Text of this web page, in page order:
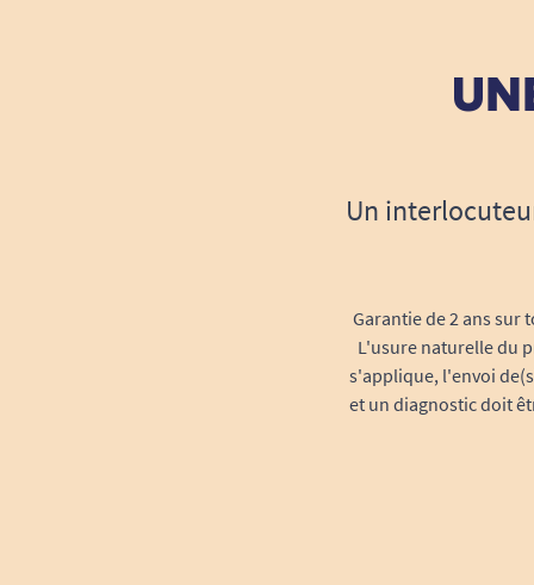
Un
Garantie de 2 ans
L'usure naturelle du
s'applique, l'envoi
et un diagnostic doit